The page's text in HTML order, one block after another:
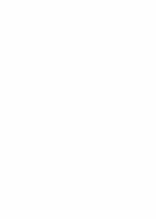
con Alzate
di ritrovo
piccoli eventi